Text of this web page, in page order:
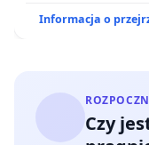
Informacja o
Czy